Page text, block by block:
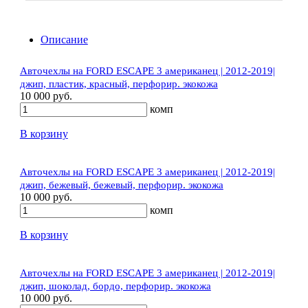
Описание
Авточехлы на FORD ESCAPE 3 американец | 2012-2019|
джип, пластик, красный, перфорир. экокожа
10 000 руб.
комп
В корзину
Авточехлы на FORD ESCAPE 3 американец | 2012-2019|
джип, бежевый, бежевый, перфорир. экокожа
10 000 руб.
комп
В корзину
Авточехлы на FORD ESCAPE 3 американец | 2012-2019|
джип, шоколад, бордо, перфорир. экокожа
10 000 руб.